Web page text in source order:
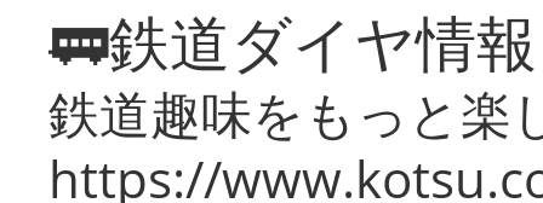
🚃鉄道ダイヤ情
鉄道趣味をもっと楽
https://